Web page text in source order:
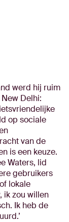
werd hij ruim
Delhi:
op sociale
van de
is een keuze.
Waters, lid
gebruikers
lokale
ik zou willen
Ik heb de